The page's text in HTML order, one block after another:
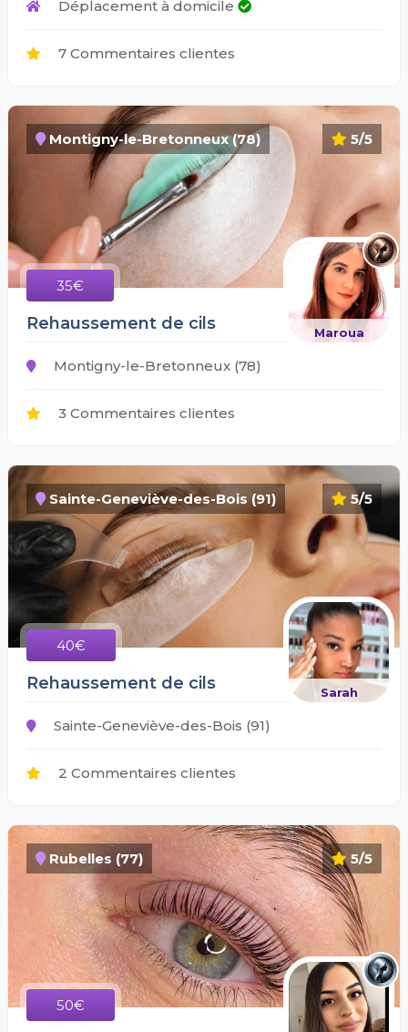
Déplacement à domicile
7 Commentaires clientes
5/5
Montigny-le-Bretonneux (78)
35€
Maroua
Rehaussement de cils
Montigny-le-Bretonneux (78)
3 Commentaires clientes
5/5
Sainte-Geneviève-des-Bois (91)
40€
Sarah
Rehaussement de cils
Sainte-Geneviève-des-Bois (91)
2 Commentaires clientes
5/5
Rubelles (77)
50€